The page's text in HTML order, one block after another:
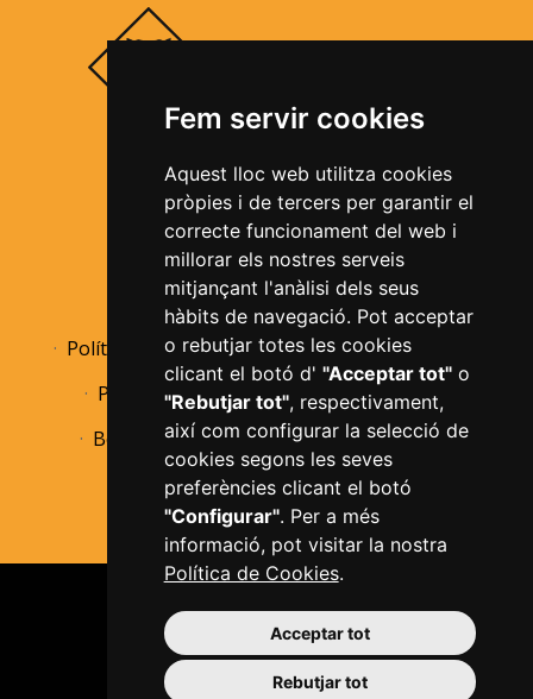
Fem servir cookies
Aquest lloc web utilitza cookies
pròpies i de tercers per garantir el
correcte funcionament del web i
millorar els nostres serveis
mitjançant l'anàlisi dels seus
hàbits de navegació. Pot acceptar
o rebutjar totes les cookies
clicant el botó d' "Acceptar tot"o
"Rebutjar tot", respectivament,
així com configurar la selecció de
cookies segons les seves
preferències clicant el botó
"Configurar". Per a més
informació, pot visitar la nostra
Política de Cookies.
Acceptar tot
Rebutjar tot
Segueix-nos a les xarxes socials
Avís legal
Política de privacitat
Política de cookies
Informació bàsica RGPD
Política de devolucions
Accessibilitat
Borsa de treball
Perfil de contractant
Configurar cookies